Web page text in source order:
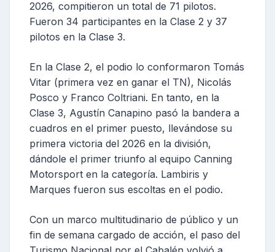
2026, compitieron un total de 71 pilotos.
Fueron 34 participantes en la Clase 2 y 37
pilotos en la Clase 3.
En la Clase 2, el podio lo conformaron Tomás
Vitar (primera vez en ganar el TN), Nicolás
Posco y Franco Coltriani. En tanto, en la
Clase 3, Agustín Canapino pasó la bandera a
cuadros en el primer puesto, llevándose su
primera victoria del 2026 en la división,
dándole el primer triunfo al equipo Canning
Motorsport en la categoría. Lambiris y
Marques fueron sus escoltas en el podio.
Con un marco multitudinario de público y un
fin de semana cargado de acción, el paso del